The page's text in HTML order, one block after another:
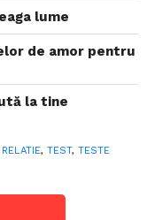
lume
de amor pentru
la tine
RELATIE, TEST, TESTE